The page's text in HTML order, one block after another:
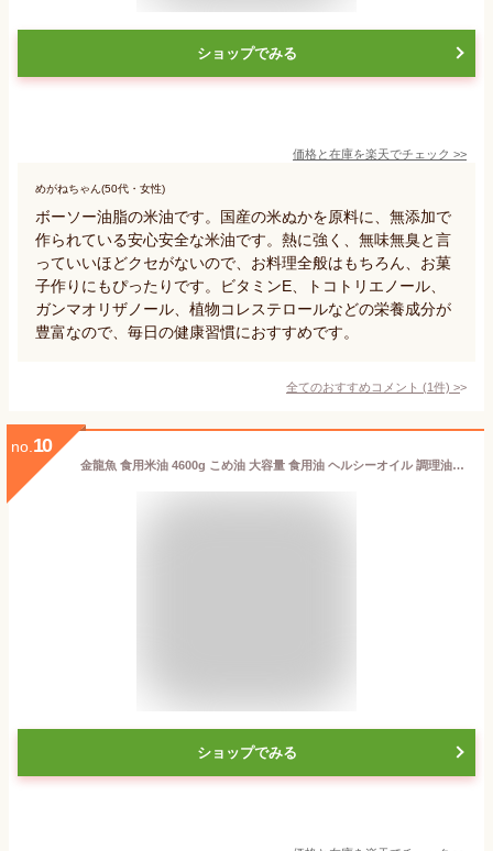
ショップでみる
価格と在庫を楽天でチェック >>
めがねちゃん(50代・女性)
ボーソー油脂の米油です。国産の米ぬかを原料に、無添加で
作られている安心安全な米油です。熱に強く、無味無臭と言
っていいほどクセがないので、お料理全般はもちろん、お菓
子作りにもぴったりです。ビタミンE、トコトリエノール、
ガンマオリザノール、植物コレステロールなどの栄養成分が
豊富なので、毎日の健康習慣におすすめです。
全てのおすすめコメント (1件) >
no. 10
金龍魚 食用米油 4600g こめ油 大容量 食用油 ヘルシーオイル 調理油 米ぬか 健康志向 高温調理に最適 ビタミンE 吸油少ない 軽い風味 天ぷら 油炒め 酸化しにくい サラダ油代用 栄養豊富 胚芽油 無添加 食品油 料理用オイル クッキングオイル 植物油 【Costco コストコ】
ショップでみる